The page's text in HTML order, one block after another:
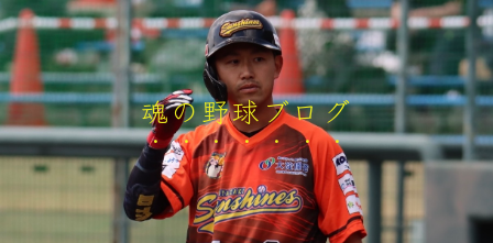
魂の野球ブログ